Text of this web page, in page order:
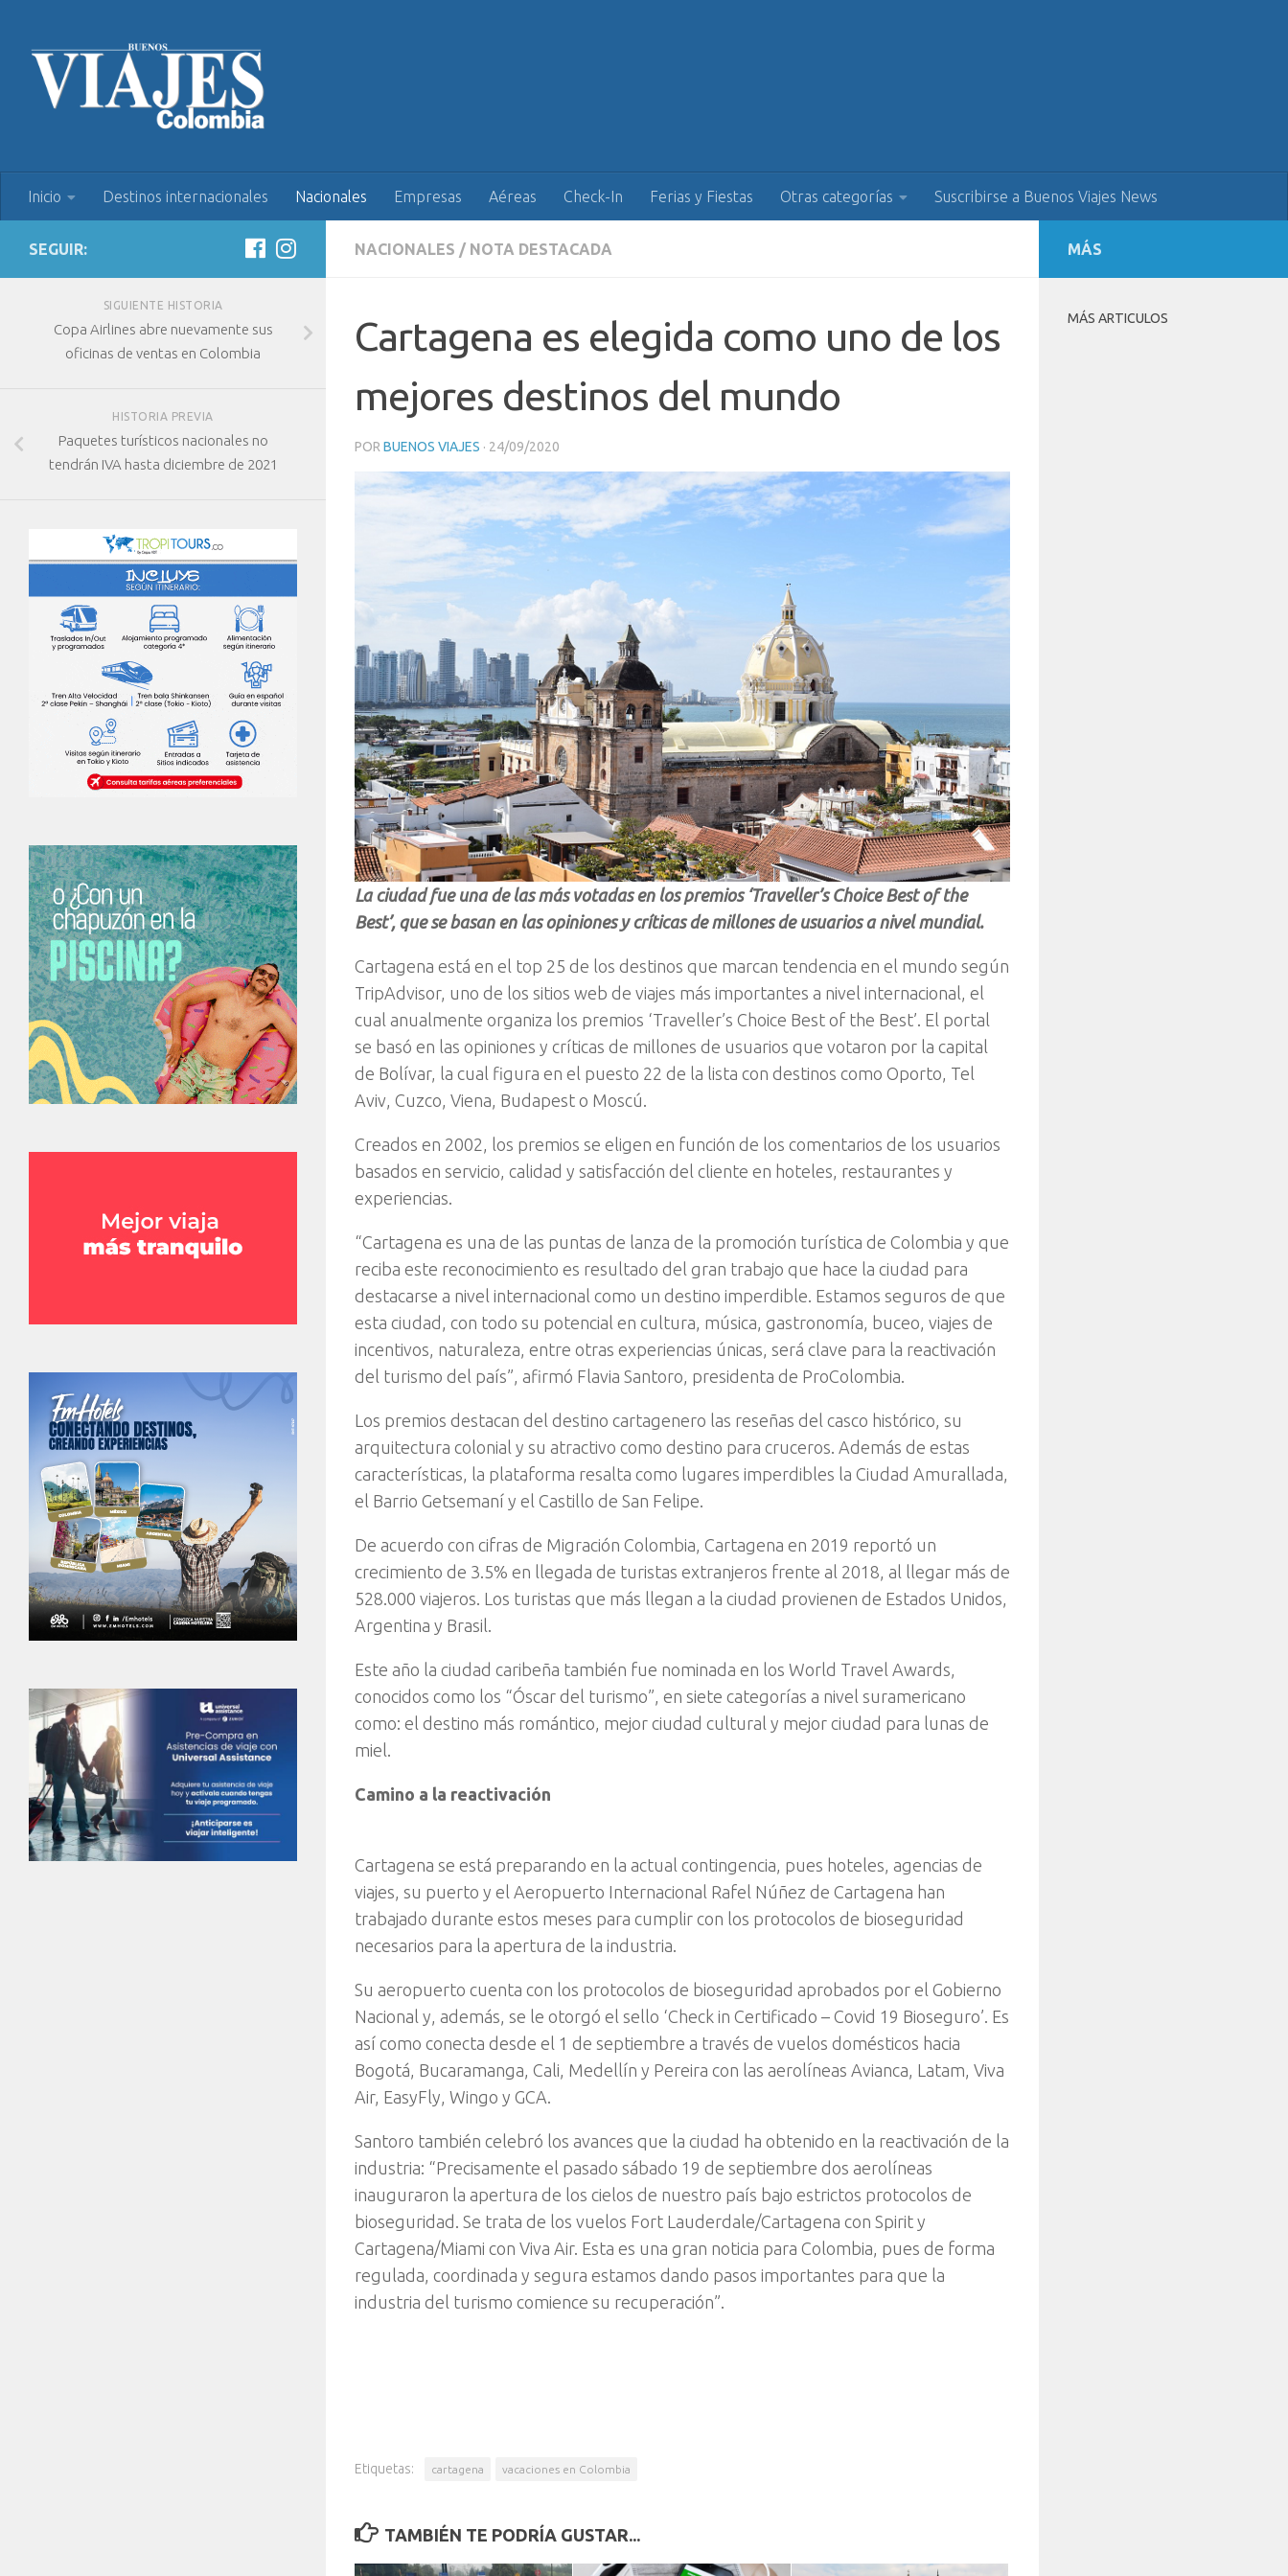
Inicio Destinos internacionales Nacionales Empresas Aéreas Check-In Ferias y Fiestas Otras categorías Suscribirse a Buenos Viajes News
NACIONALES / NOTA DESTACADA
Cartagena es elegida como uno de los
mejores destinos del mundo
POR BUENOS VIAJES · 24/09/2020
La ciudad fue una de las más votadas en los premios ‘Traveller’s Choice Best of the
Best’, que se basan en las opiniones y críticas de millones de usuarios a nivel mundial.
Cartagena está en el top 25 de los destinos que marcan tendencia en el mundo según
TripAdvisor, uno de los sitios web de viajes más importantes a nivel internacional, el
cual anualmente organiza los premios ‘Traveller’s Choice Best of the Best’. El portal
se basó en las opiniones y críticas de millones de usuarios que votaron por la capital
de Bolívar, la cual figura en el puesto 22 de la lista con destinos como Oporto, Tel
Aviv, Cuzco, Viena, Budapest o Moscú.
Creados en 2002, los premios se eligen en función de los comentarios de los usuarios
basados en servicio, calidad y satisfacción del cliente en hoteles, restaurantes y
experiencias.
“Cartagena es una de las puntas de lanza de la promoción turística de Colombia y que
reciba este reconocimiento es resultado del gran trabajo que hace la ciudad para
destacarse a nivel internacional como un destino imperdible. Estamos seguros de que
esta ciudad, con todo su potencial en cultura, música, gastronomía, buceo, viajes de
incentivos, naturaleza, entre otras experiencias únicas, será clave para la reactivación
del turismo del país”, afirmó Flavia Santoro, presidenta de ProColombia.
Los premios destacan del destino cartagenero las reseñas del casco histórico, su
arquitectura colonial y su atractivo como destino para cruceros. Además de estas
características, la plataforma resalta como lugares imperdibles la Ciudad Amurallada,
el Barrio Getsemaní y el Castillo de San Felipe.
De acuerdo con cifras de Migración Colombia, Cartagena en 2019 reportó un
crecimiento de 3.5% en llegada de turistas extranjeros frente al 2018, al llegar más de
528.000 viajeros. Los turistas que más llegan a la ciudad provienen de Estados Unidos,
Argentina y Brasil.
Este año la ciudad caribeña también fue nominada en los World Travel Awards,
conocidos como los “Óscar del turismo”, en siete categorías a nivel suramericano
como: el destino más romántico, mejor ciudad cultural y mejor ciudad para lunas de
miel.
Camino a la reactivación
Cartagena se está preparando en la actual contingencia, pues hoteles, agencias de
viajes, su puerto y el Aeropuerto Internacional Rafel Núñez de Cartagena han
trabajado durante estos meses para cumplir con los protocolos de bioseguridad
necesarios para la apertura de la industria.
Su aeropuerto cuenta con los protocolos de bioseguridad aprobados por el Gobierno
Nacional y, además, se le otorgó el sello ‘Check in Certificado – Covid 19 Bioseguro’. Es
así como conecta desde el 1 de septiembre a través de vuelos domésticos hacia
Bogotá, Bucaramanga, Cali, Medellín y Pereira con las aerolíneas Avianca, Latam, Viva
Air, EasyFly, Wingo y GCA.
Santoro también celebró los avances que la ciudad ha obtenido en la reactivación de la
industria: “Precisamente el pasado sábado 19 de septiembre dos aerolíneas
inauguraron la apertura de los cielos de nuestro país bajo estrictos protocolos de
bioseguridad. Se trata de los vuelos Fort Lauderdale/Cartagena con Spirit y
Cartagena/Miami con Viva Air. Esta es una gran noticia para Colombia, pues de forma
regulada, coordinada y segura estamos dando pasos importantes para que la
industria del turismo comience su recuperación”.
Etiquetas: cartagena vacaciones en Colombia
TAMBIÉN TE PODRÍA GUSTAR...
SEGUIR:
SIGUIENTE HISTORIA
Copa Airlines abre nuevamente sus
oficinas de ventas en Colombia
HISTORIA PREVIA
Paquetes turísticos nacionales no
tendrán IVA hasta diciembre de 2021
MÁS
MÁS ARTICULOS